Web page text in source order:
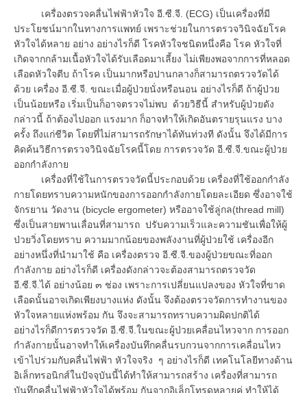
เครื่องตรวจคลื่นไฟฟ้าหัวใจ อี.ซี.จี. (ECG) เป็นเครื่องที่มี
ประโยชน์มากในทางการแพทย์ เพราะช่วยในการตรวจวินิจฉัยโรค
หัวใจได้หลาย อย่าง อย่างไรก็ดี โรคหัวใจชนิดหนึ่งคือ โรค หัวใจที่
เกิดจากกล้ามเนื้อหัวใจได้รับเลือดมาเลี้ยง ไม่เพียงพอจากการที่หลอด
เลือดหัวใจตีบ ถ้าโรค เป็นมากหรือปานกลางก็สามารถตรวจวัดได้
ด้วย เครื่อง อี.ซี.จี. ขณะเมื่อผู้ป่วยนั่งหรือนอน อย่างไรก็ดี ถ้าผู้ป่วย
เป็นน้อยหรือ เริ่มเป็นก็อาจตรวจไม่พบ ด้วยวิธีนี้ สำหรับผู้ป่วยดัง
กล่าวนี้ ถ้าต้องไปออก แรงมาก ก็อาจทำให้เกิดอันตรายรุนแรง บาง
ครั้ง ถึงแก่ชีวิต โดยที่ไม่สามารถรักษาได้ทันท่วงที ดังนั้น จึงได้มีการ
คิดค้นวิธีการตรวจวินิจฉัยโรคนี้โดย การตรวจวัด อี.ซี.จี.ขณะผู้ป่วย
ออกกำลังกาย
เครื่องที่ใช้ในการตรวจวัดนี้ประกอบด้วย เครื่องที่ใช้ออกกำลัง
กายโดยทราบความหนักของการออกกำลังกายโดยละเอียด ซึ่งอาจใช้
จักรยาน วัดงาน (bicycle ergometer) หรืออาจใช้ลู่กล(thread mill)
ซึ่งเป็นสายพานเลื่อนที่สามารถ ปรับความเร็วและความชันเพื่อให้ผู้
ป่วยวิ่งโดยทราบ ความมากน้อยของพลังงานที่ผู้ป่วยใช้ เครื่องอีก
อย่างหนึ่งที่นำมาใช้ คือ เครื่องตรวจ อี.ซี.จี.ของผู้ป่วยขณะที่ออก
กำลังกาย อย่างไรก็ดี เครื่องดังกล่าวจะต้องสามารถตรวจวัด
อี.ซี.จี.ได้ อย่างน้อย ๓ ช่อง เพราะการเปลี่ยนแปลงของ หัวใจที่ขาด
เลือดนั้นอาจเกิดเพียงบางแห่ง ดังนั้น จึงต้องตรวจวัดการทำงานของ
หัวใจหลายแห่งพร้อม กัน จึงจะสามารถทราบความผิดปกติได้
อย่างไรก็ดีการตรวจวัด อี.ซี.จี.ในขณะผู้ป่วยเคลื่อนไหวจาก การออก
กำลังกายนั้นอาจทำให้เครื่องบันทึกคลื่นรบกวนจากการเคลื่อนไหว
เข้าไปร่วมกับคลื่นไฟฟ้า หัวใจจริง ๆ อย่างไรก็ดี เทคโนโลยีทางด้าน
อิเล็กทรอนิกส์ในปัจจุบันนี้ได้ทำให้สามารถสร้าง เครื่องที่สามารถ
บันทึกคลื่นไฟฟ้าหัวใจได้พร้อม กันจากอิเล็กโทรดหลายคู่ ทำให้ได้